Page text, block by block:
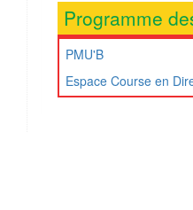
Programme
PMU'B
Espace Course en